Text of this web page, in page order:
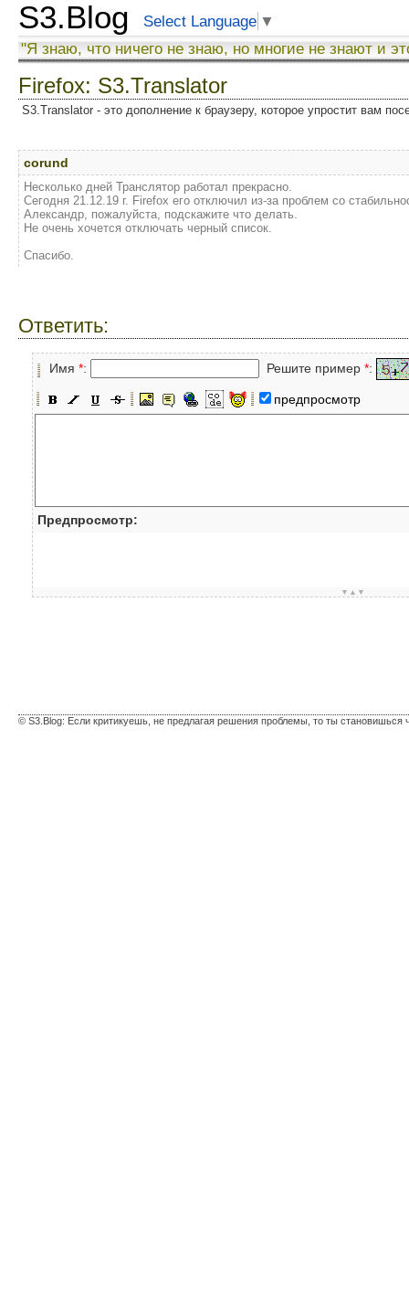
S3.Blog Select Language ▼
"Я знаю, что ничего не знаю, но многие не знают и
Firefox: S3.Translator
S3.Translator - это дополнение к браузеру, которое упростит вам
corund
Несколько дней Транслятор работал прекрасно.
Сегодня 21.12.19 г. Firefox его отключил из-за проблем со
Александр, пожалуйста, подскажите что делать.
Не очень хочется отключать черный список.
Спасибо.
Ответить:
Имя *: Решите пример *:
предпросмотр
Предпросмотр:
▼▲▼
© S3.Blog: Если критикуешь, не предлагая решения проблемы, то ты становишься